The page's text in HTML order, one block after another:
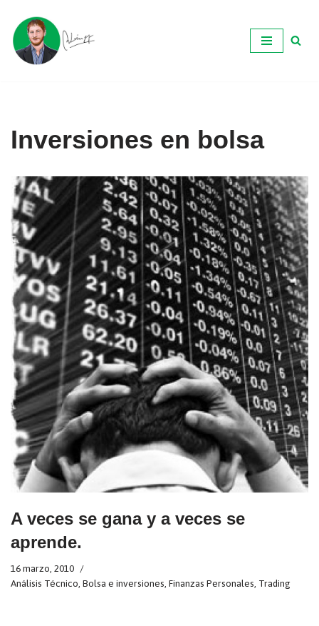
Ir
al
Inversiones en bolsa
A veces se gana y a veces se
aprende.
16 marzo, 2010
Análisis Técnico Bolsa e inversiones Finanzas Personales Trading